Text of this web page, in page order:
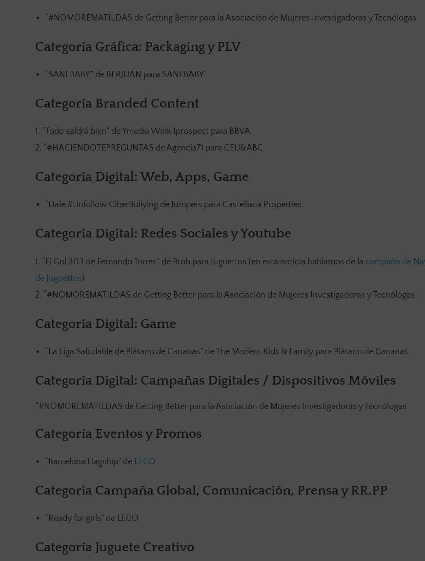
“#NOMOREMATILDAS de Getting Better para la Asociación de Mujeres Investigadoras y Tecnólogas
Categoría Gráfica: Packaging y PLV
“SANI BABY” de BERJUAN para SANI BABY
Categoría Branded Content
“Todo saldrá bien” de Ymedia Wink Iprospect para BBVA
“#HACIENDOTEPREGUNTAS de Agencia71 para CEU&ABC
Categoría Digital: Web, Apps, Game
“Dale #Unfollow CiberBullying de Jumpers para Castellana Properties
Categoría Digital: Redes Sociales y Youtube
“El Gol 303 de Fernando Torres” de Btob para Juguettos (en esta noticia hablamos de la campaña de
de Juguettos)
“#NOMOREMATILDAS de Getting Better para la Asociación de Mujeres Investigadoras y Tecnólogas
Categoría Digital: Game
“La Liga Saludable de Plátano de Canarias” de The Modern Kids & Family para Plátano de Canarias
Categoría Digital: Campañas Digitales / Dispositivos Móviles
“#NOMOREMATILDAS de Getting Better para la Asociación de Mujeres Investigadoras y Tecnólogas
Categoría Eventos y Promos
“Barcelona Flagship” de LEGO
Categoría Campaña Global, Comunicación, Prensa y RR.PP
“Ready for girls” de LEGO
Categoría Juguete Creativo